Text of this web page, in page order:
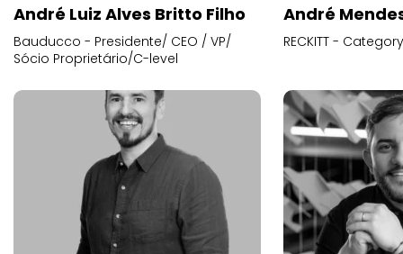
André Luiz Alves Britto Filho
Bauducco - Presidente/ CEO / VP/
Sócio Proprietário/C-level
André
RECKITT -